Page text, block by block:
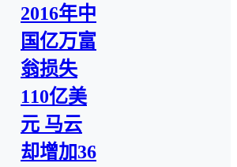
2016年中
国亿万富
翁损失
110亿美
元 马云
却增加36